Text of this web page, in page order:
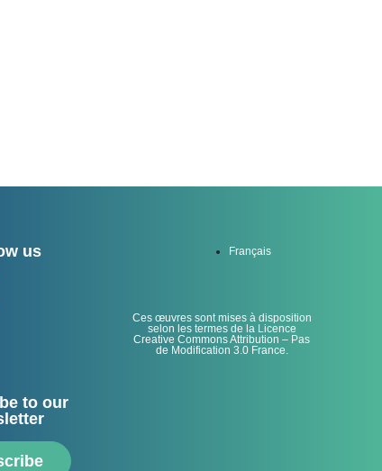
us
to our
Français
Ces œuvres sont mises à disposition
selon les termes de la Licence
Creative Commons Attribution – Pas
de Modification 3.0 France.